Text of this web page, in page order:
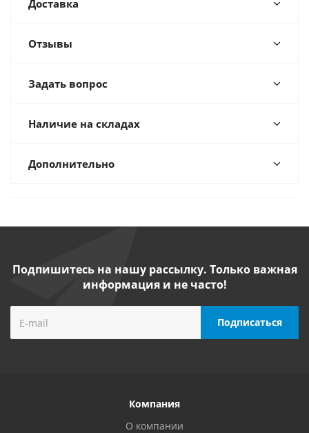
Доставка
Отзывы
Задать вопрос
Наличие на складах
Дополнительно
Подпишитесь на нашу рассылку. Только важная
информация и не часто!
Компания
О компании